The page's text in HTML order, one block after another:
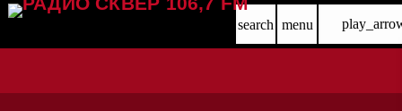
search menu